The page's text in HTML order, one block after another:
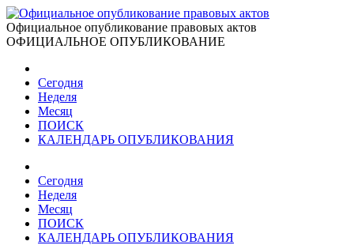
Официальное опубликование правовых актов
ОФИЦИАЛЬНОЕ ОПУБЛИКОВАНИЕ
Сегодня
Неделя
Месяц
ПОИСК
КАЛЕНДАРЬ ОПУБЛИКОВАНИЯ
Сегодня
Неделя
Месяц
ПОИСК
КАЛЕНДАРЬ ОПУБЛИКОВАНИЯ